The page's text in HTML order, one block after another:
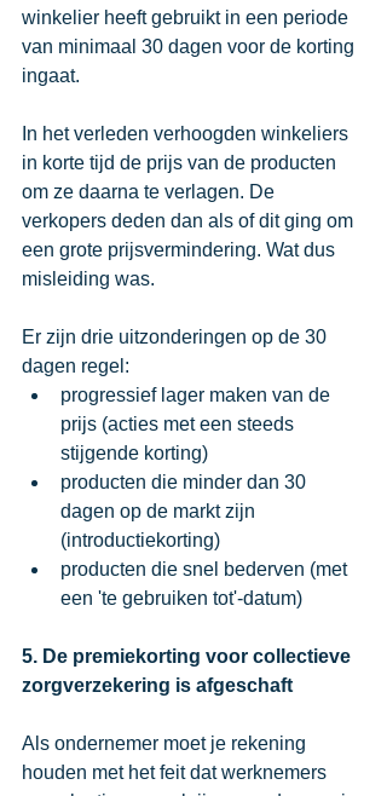
winkelier heeft gebruikt in een periode
van minimaal 30 dagen voor de korting
ingaat.
In het verleden verhoogden winkeliers
in korte tijd de prijs van de producten
om ze daarna te verlagen. De
verkopers deden dan als of dit ging om
een grote prijsvermindering. Wat dus
misleiding was.
Er zijn drie uitzonderingen op de 30
dagen regel:
progressief lager maken van de
prijs (acties met een steeds
stijgende korting)
producten die minder dan 30
dagen op de markt zijn
(introductiekorting)
producten die snel bederven (met
een 'te gebruiken tot'-datum)
5. De premiekorting voor collectieve
zorgverzekering is afgeschaft
Als ondernemer moet je rekening
houden met het feit dat werknemers